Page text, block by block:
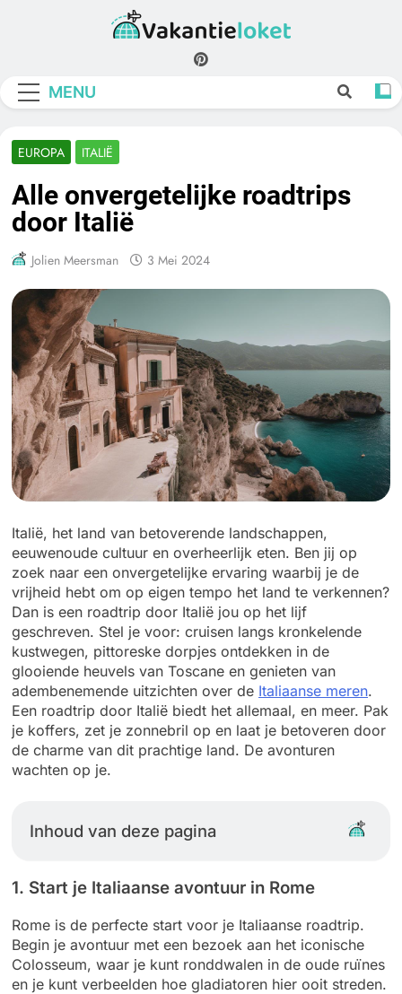
Vakantieloket
MENU
EUROPA ITALIË
Alle onvergetelijke roadtrips
door Italië
Jolien Meersman 3 Mei 2024
Italië, het land van betoverende landschappen,
eeuwenoude cultuur en overheerlijk eten. Ben jij op
zoek naar een onvergetelijke ervaring waarbij je de
vrijheid hebt om op eigen tempo het land te verkennen?
Dan is een roadtrip door Italië jou op het lijf
geschreven. Stel je voor: cruisen langs kronkelende
kustwegen, pittoreske dorpjes ontdekken in de
glooiende heuvels van Toscane en genieten van
adembenemende uitzichten over de Italiaanse meren.
Een roadtrip door Italië biedt het allemaal, en meer. Pak
je koffers, zet je zonnebril op en laat je betoveren door
de charme van dit prachtige land. De avonturen
wachten op je.
Inhoud van deze pagina
1. Start je Italiaanse avontuur in Rome
Rome is de perfecte start voor je Italiaanse roadtrip.
Begin je avontuur met een bezoek aan het iconische
Colosseum, waar je kunt ronddwalen in de oude ruïnes
en je kunt verbeelden hoe gladiatoren hier ooit streden.